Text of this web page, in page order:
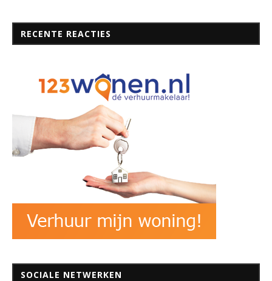
RECENTE REACTIES
SOCIALE NETWERKEN